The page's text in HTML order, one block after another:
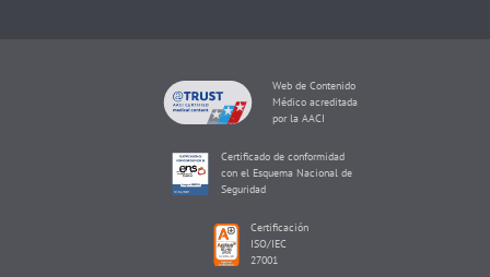
Web de Contenido
Médico acreditada
por la AACI
Certificado de conformidad
con el Esquema Nacional de
Seguridad
Certificación
ISO/IEC
27001